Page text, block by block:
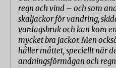
regn och vind – och som
skaljackor för vandring,
vardagsbruk och kan kora
mycket bra jackor. Men
håller måttet, speciellt när
andningsförmågan och